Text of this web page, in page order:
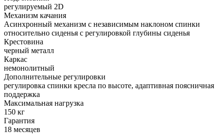
регулируемый 2D
Механизм качания
Асинхронный механизм с независимым наклоном спинки
относительно сиденья с регулировкой глубины сиденья
Крестовина
черный металл
Каркас
немонолитный
Дополнительные регулировки
регулировка спинки кресла по высоте, адаптивная поясничная
поддержка
Максимальная нагрузка
150 кг
Гарантия
18 месяцев